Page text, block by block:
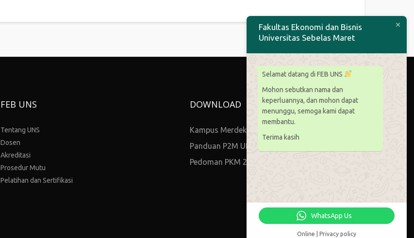
FEB UNS
Tentang UNS
Dosen
Akreditasi
Prosedur Mutu
Pelatihan dan Sertifikasi
DOWNLOAD
Kampus Merdeka
Panduan P2M UNS
Pedoman PKM 2021
Fakultas Ekonomi dan Bisnis
Universitas Sebelas Maret
Selamat datang di FEB UNS
Mohon sebutkan nama dan
keperluannya, dan mohon dapat
menunggu, semoga kami dapat
membantu.
Terima kasih
WhatsApp Us
Online | Privacy policy